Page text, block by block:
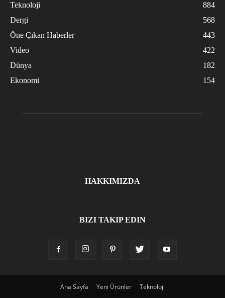
Teknoloji
884
Dergi
568
Öne Çıkan Haberler
443
Video
422
Dünya
182
Ekonomi
154
HAKKIMIZDA
BIZI TAKIP EDIN
Ana Sayfa Yeni Ürünler Teknoloji